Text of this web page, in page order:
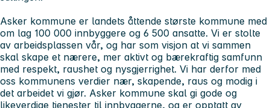
Asker kommune er landets åttende største kommune med
om lag 100 000 innbyggere og 6 500 ansatte. Vi er stolte
av arbeidsplassen vår, og har som visjon at vi sammen
skal skape et nærere, mer aktivt og bærekraftig samfunn
med respekt, raushet og nysgjerrighet. Vi har derfor med
oss kommunens verdier nær, skapende, raus og modig i
det arbeidet vi gjør. Asker kommune skal gi gode og
likeverdige tjenester til innbyggerne, og er opptatt av